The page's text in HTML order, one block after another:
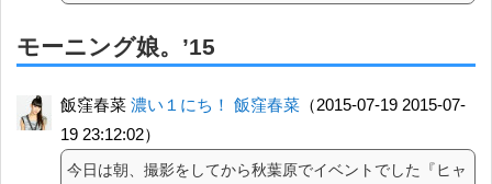
モーニング娘。’15
飯窪春菜 濃い１にち！ 飯窪春菜 （2015-07-19 2015-07-
19 23:12:02）
今日は朝、撮影をしてから秋葉原でイベントでした『ヒャ